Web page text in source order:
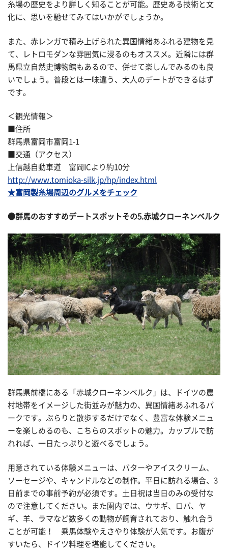
糸場の歴史をより詳しく知ることが可能。歴史ある技術と文
化に、思いを馳せてみてはいかがでしょうか。
また、赤レンガで積み上げられた異国情緒あふれる建物を見
て、レトロモダンな雰囲気に浸るのもオススメ。近隣には群
馬県立自然史博物館もあるので、併せて楽しんでみるのも良
いでしょう。普段とは一味違う、大人のデートができるはず
です。
＜観光情報＞
■住所
群馬県富岡市富岡1-1
■交通（アクセス）
上信越自動車道 富岡ICより約10分
http://www.tomioka-silk.jp/hp/index.html
★富岡製糸場周辺のグルメをチェック
●群馬のおすすめデートスポットその5.赤城クローネンベルク
群馬県前橋にある「赤城クローネンベルク」は、ドイツの農
村地帯をイメージした街並みが魅力の、異国情緒あふれるパ
ークです。ぶらりと散歩するだけでなく、豊富な体験メニュ
ーを楽しめるのも、こちらのスポットの魅力。カップルで訪
れれば、一日たっぷりと遊べるでしょう。
用意されている体験メニューは、バターやアイスクリーム、
ソーセージや、キャンドルなどの制作。平日に訪れる場合、3
日前までの事前予約が必須です。土日祝は当日のみの受付な
ので注意してください。また園内では、ウサギ、ロバ、ヤ
ギ、羊、ラマなど数多くの動物が飼育されており、触れ合う
ことが可能！ 乗馬体験やえさやり体験が人気です。お腹が
すいたら、ドイツ料理を堪能してください。